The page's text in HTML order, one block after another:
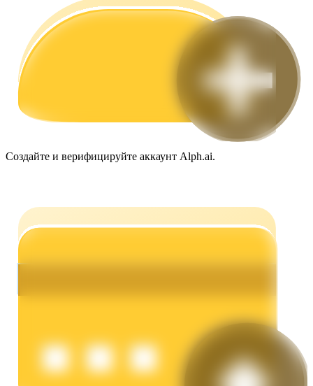
Узнайте, как оставаться прибыльным
Заработок
Силовая свинья
Создайте и верифицируйте аккаунт Alph.ai.